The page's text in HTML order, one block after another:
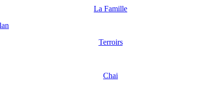
La Famille
Terroirs
Chai